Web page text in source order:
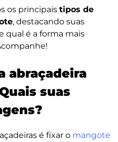
os principais tipos de
, destacando suas
qual é a forma mais
abraçadeira
suas
é fixar o mangote